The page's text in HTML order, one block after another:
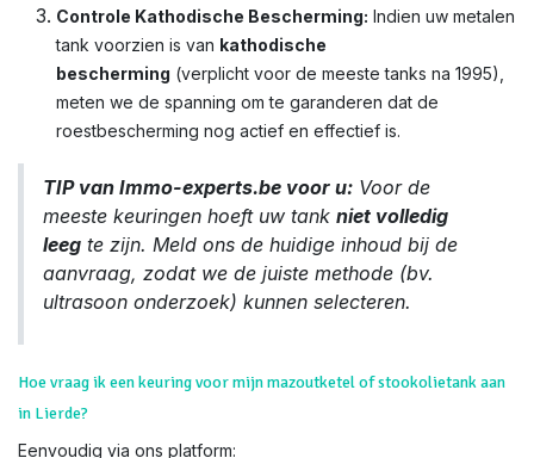
Controle Kathodische Bescherming: Indien uw metalen
tank voorzien is van kathodische
bescherming (verplicht voor de meeste tanks na 1995),
meten we de spanning om te garanderen dat de
roestbescherming nog actief en effectief is.
TIP van Immo-experts.be voor u: Voor de
meeste keuringen hoeft uw tank niet volledig
leeg te zijn. Meld ons de huidige inhoud bij de
aanvraag, zodat we de juiste methode (bv.
ultrasoon onderzoek) kunnen selecteren.
Hoe vraag ik een keuring voor mijn mazoutketel of stookolietank aan
in Lierde?
Eenvoudig via ons platform: